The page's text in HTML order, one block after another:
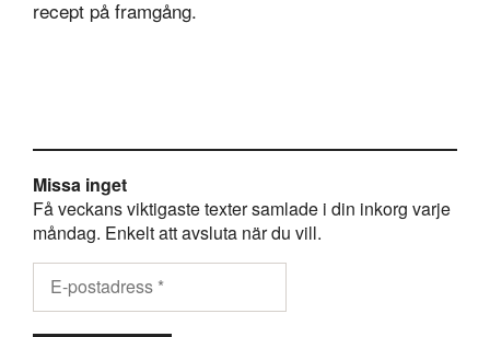
recept på framgång.
Missa inget
Få veckans viktigaste texter samlade i din inkorg varje
måndag. Enkelt att avsluta när du vill.